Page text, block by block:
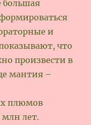
большая
и
что
произвести в
мантия –
плюмов
млн лет.